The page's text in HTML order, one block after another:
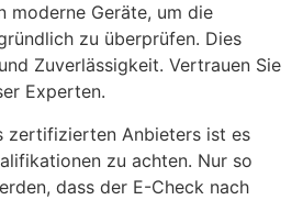
moderne Geräte, um die
zu überprüfen. Dies
Zuverlässigkeit. Vertrauen Sie
Experten.
zertifizierten Anbieters ist es
zu achten. Nur so
dass der E-Check nach